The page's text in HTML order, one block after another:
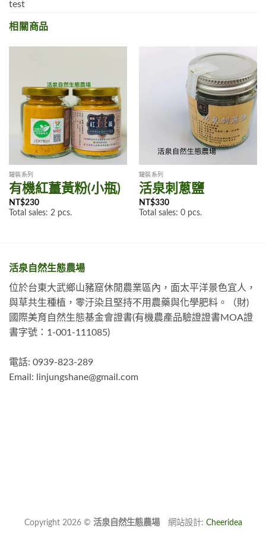
test
相關商品
罐裝系列
有機紅薑黃粉(小瓶)
NT$230
Total sales: 2 pcs.
罐裝系列
活泉刺蔥鹽
NT$330
Total sales: 0 pcs.
活泉自然生態農場
位於台東大武鄉山豬窟休閒農業區內，面太平洋景色宜人，
與草共生種植，零汙染且堅持不用農藥與化學肥料。（財)
國際美育自然生態基金會證書(有機農產品驗證證書MOA證
書字號：1-001-111085)
電話: 0939-823-289
Email: linjungshane@gmail.com
Copyright 2026 © 活泉自然生態農場網站設計: Cheeridea